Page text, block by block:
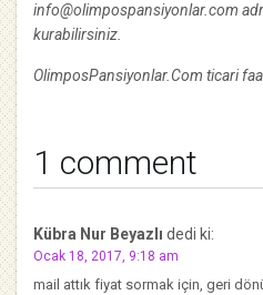
info@olimpospansiyonlar.com
kurabilirsiniz.
OlimposPansiyonlar.Com ticari
1 comment
Kübra Nur Beyazlı dedi ki:
Ocak 18, 2017, 9:18 am
mail attık fiyat sormak için, geri